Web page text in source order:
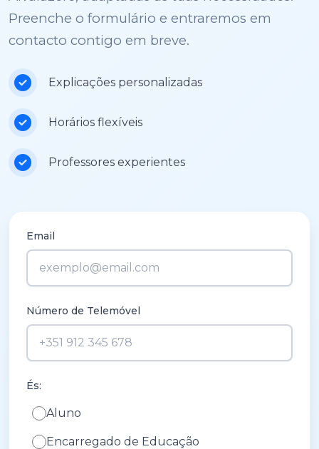
Preenche o formulário e entraremos em
contacto contigo em breve.
Explicações personalizadas
Horários flexíveis
Professores experientes
Email
Número de Telemóvel
És:
Aluno
Encarregado de Educação